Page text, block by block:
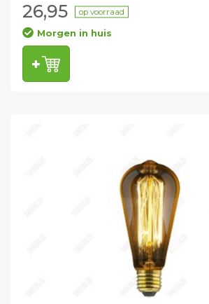
26,95 op voorraad
Morgen in huis